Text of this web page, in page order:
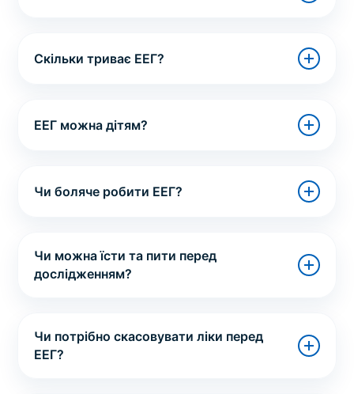
Скільки триває ЕЕГ?
ЕЕГ можна дітям?
Чи боляче робити ЕЕГ?
Чи можна їсти та пити перед
дослідженням?
Чи потрібно скасовувати ліки перед
ЕЕГ?